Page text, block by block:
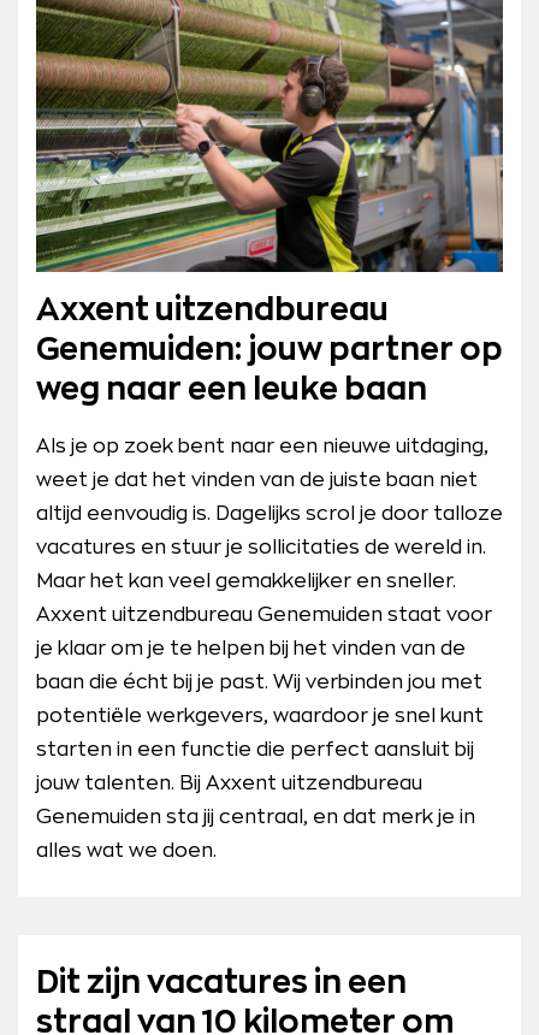
Axxent uitzendbureau
Genemuiden: jouw partner op
weg naar een leuke baan
Als je op zoek bent naar een nieuwe uitdaging,
weet je dat het vinden van de juiste baan niet
altijd eenvoudig is. Dagelijks scrol je door talloze
vacatures en stuur je sollicitaties de wereld in.
Maar het kan veel gemakkelijker en sneller.
Axxent uitzendbureau Genemuiden staat voor
je klaar om je te helpen bij het vinden van de
baan die écht bij je past. Wij verbinden jou met
potentiële werkgevers, waardoor je snel kunt
starten in een functie die perfect aansluit bij
jouw talenten. Bij Axxent uitzendbureau
Genemuiden sta jij centraal, en dat merk je in
alles wat we doen.
Dit zijn vacatures in een
straal van 10 kilometer om